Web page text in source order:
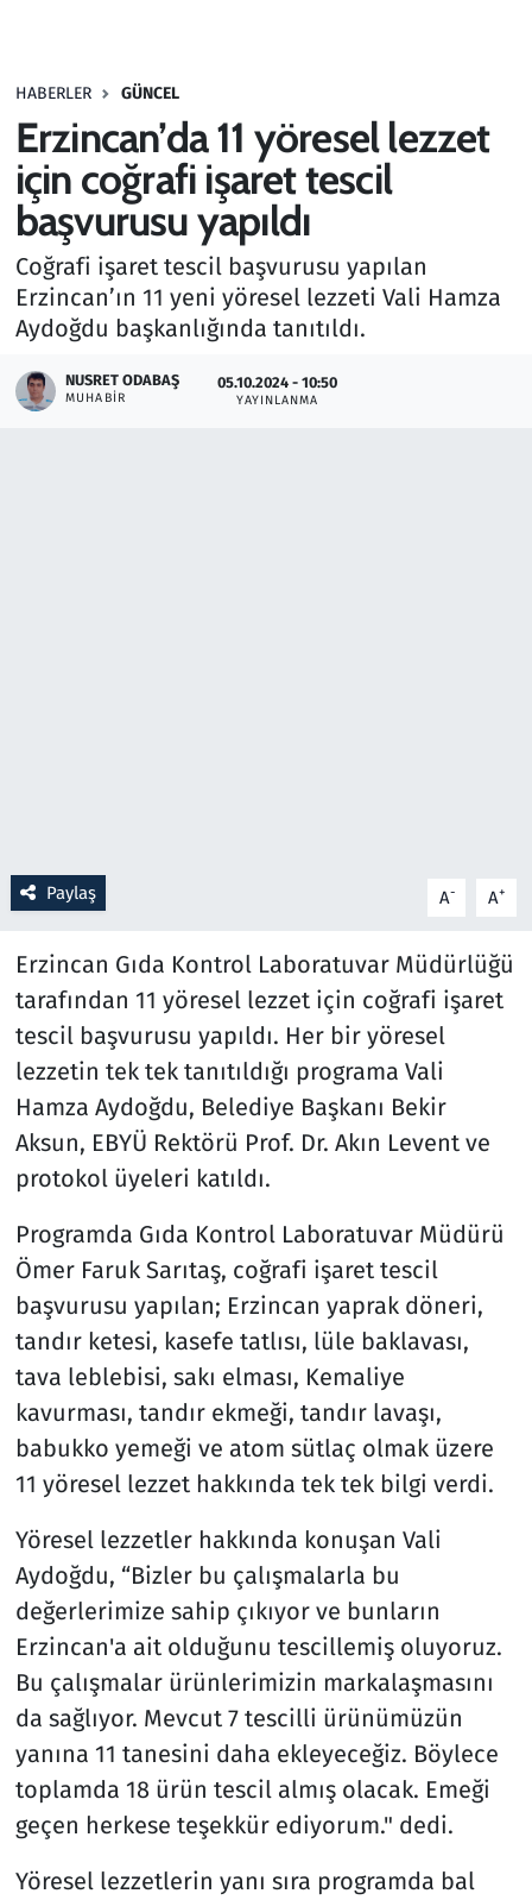
HABERLER GÜNCEL
Erzincan’da 11 yöresel lezzet
için coğrafi işaret tescil
başvurusu yapıldı
Coğrafi işaret tescil başvurusu yapılan
Erzincan’ın 11 yeni yöresel lezzeti Vali Hamza
Aydoğdu başkanlığında tanıtıldı.
NUSRET ODABAŞ
MUHABIR
05.10.2024 - 10:50
YAYINLANMA
Paylaş A- A+
Erzincan Gıda Kontrol Laboratuvar Müdürlüğü
tarafından 11 yöresel lezzet için coğrafi işaret
tescil başvurusu yapıldı. Her bir yöresel
lezzetin tek tek tanıtıldığı programa Vali
Hamza Aydoğdu, Belediye Başkanı Bekir
Aksun, EBYÜ Rektörü Prof. Dr. Akın Levent ve
protokol üyeleri katıldı.
Programda Gıda Kontrol Laboratuvar Müdürü
Ömer Faruk Sarıtaş, coğrafi işaret tescil
başvurusu yapılan; Erzincan yaprak döneri,
tandır ketesi, kasefe tatlısı, lüle baklavası,
tava leblebisi, sakı elması, Kemaliye
kavurması, tandır ekmeği, tandır lavaşı,
babukko yemeği ve atom sütlaç olmak üzere
11 yöresel lezzet hakkında tek tek bilgi verdi.
Yöresel lezzetler hakkında konuşan Vali
Aydoğdu, “Bizler bu çalışmalarla bu
değerlerimize sahip çıkıyor ve bunların
Erzincan'a ait olduğunu tescillemiş oluyoruz.
Bu çalışmalar ürünlerimizin markalaşmasını
da sağlıyor. Mevcut 7 tescilli ürünümüzün
yanına 11 tanesini daha ekleyeceğiz. Böylece
toplamda 18 ürün tescil almış olacak. Emeği
geçen herkese teşekkür ediyorum." dedi.
Yöresel lezzetlerin yanı sıra programda bal
Haber
Kültür Sanat
Kurumsal Haberler
Lezzet Durağı
Memur ve Kamu
Otomobil
Spor
Teknoloji ve Bilim
Televizyon